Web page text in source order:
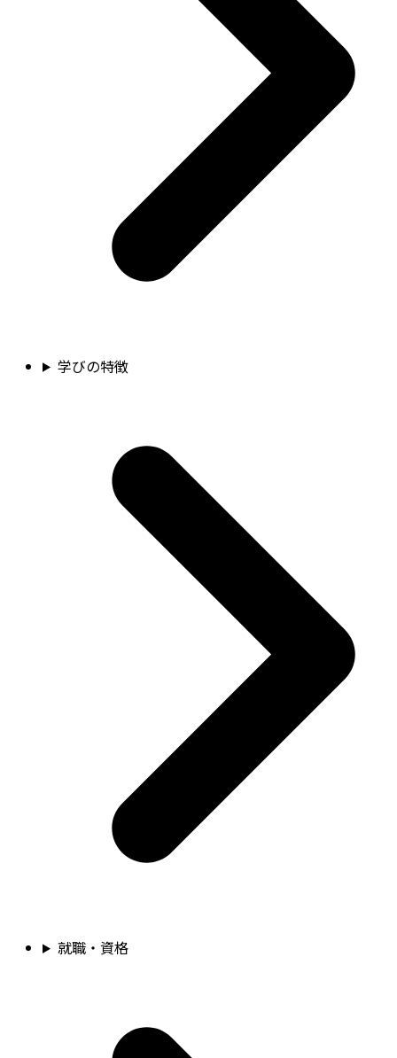
学びの特徴
就職・資格